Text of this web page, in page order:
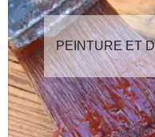
PEINTURE ET